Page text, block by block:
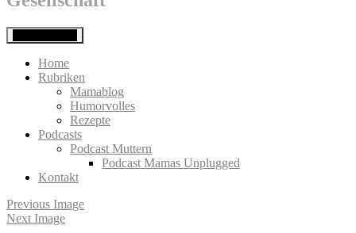
Home
Rubriken
Mamablog
Humorvolles
Rezepte
Podcasts
Podcast Muttern
Podcast Mamas Unplugged
Kontakt
Previous Image
Next Image